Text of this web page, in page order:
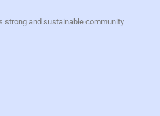
strong and sustainable community